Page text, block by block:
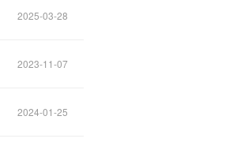
2025-03-28
2023-11-07
2024-01-25